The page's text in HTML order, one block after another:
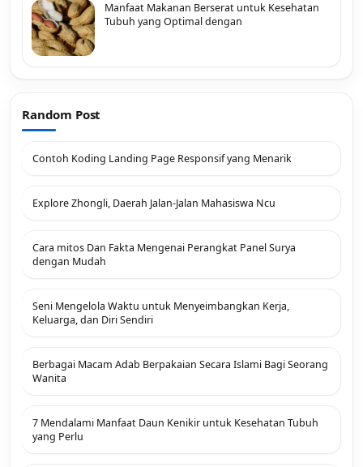
Manfaat Makanan Berserat untuk Kesehatan
Tubuh yang Optimal dengan
Random Post
Contoh Koding Landing Page Responsif yang Menarik
Explore Zhongli, Daerah Jalan-Jalan Mahasiswa Ncu
Cara mitos Dan Fakta Mengenai Perangkat Panel Surya
dengan Mudah
Seni Mengelola Waktu untuk Menyeimbangkan Kerja,
Keluarga, dan Diri Sendiri
Berbagai Macam Adab Berpakaian Secara Islami Bagi Seorang
Wanita
7 Mendalami Manfaat Daun Kenikir untuk Kesehatan Tubuh
yang Perlu